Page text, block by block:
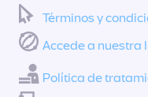
Términos y
Accede a nuestra
Política de